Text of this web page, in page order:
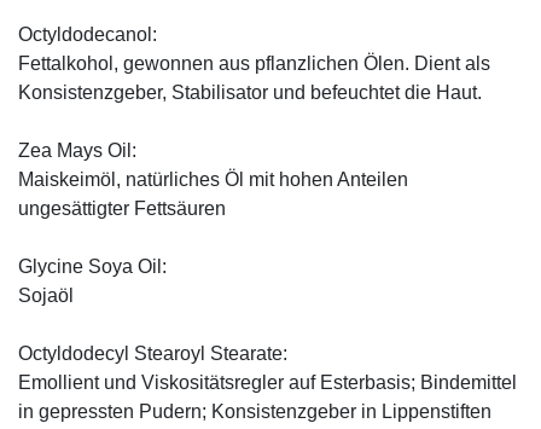
Octyldodecanol:
Fettalkohol, gewonnen aus pflanzlichen Ölen. Dient als
Konsistenzgeber, Stabilisator und befeuchtet die Haut.
Zea Mays Oil:
Maiskeimöl, natürliches Öl mit hohen Anteilen
ungesättigter Fettsäuren
Glycine Soya Oil:
Sojaöl
Octyldodecyl Stearoyl Stearate:
Emollient und Viskositätsregler auf Esterbasis; Bindemittel
in gepressten Pudern; Konsistenzgeber in Lippenstiften